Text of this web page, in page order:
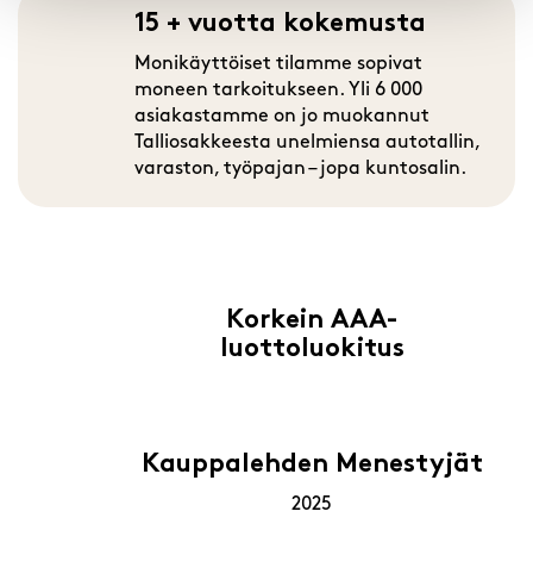
15 + vuotta kokemusta
Monikäyttöiset tilamme sopivat
moneen tarkoitukseen. Yli 6 000
asiakastamme on jo muokannut
Talliosakkeesta unelmiensa autotallin,
varaston, työpajan – jopa kuntosalin.
Korkein AAA-
luottoluokitus
Kauppalehden Menestyjät
2025